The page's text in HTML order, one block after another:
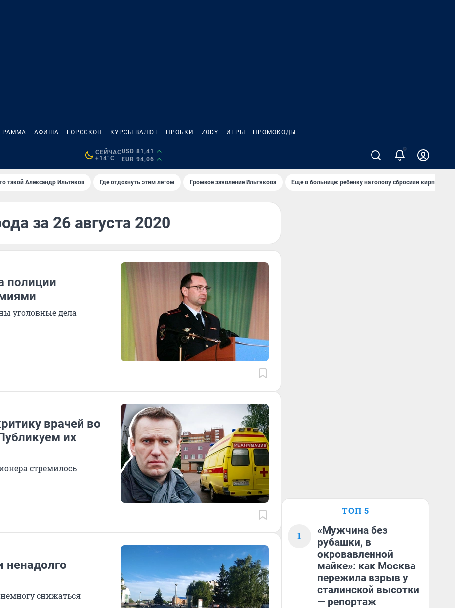
АФИША ГОРОСКОП КУРСЫ ВАЛЮТ ПРОБКИ ZODY ИГРЫ ПРОМОКОДЫ
СЕЙЧАС
+14°C
USD 81,41
EUR 94,06
такой Александр Ильтяков Где отдохнуть этим летом Громкое заявление Ильтякова Еще в больнице: ребенку на голову сбросили кирпич
за 26 августа 2020
полиции
уголовные дела
врачей во
их
стремилось
ненадолго
снижаться
ТОП 5
1
«Мужчина без
рубашки, в
окровавленной
майке»: как Москва
пережила взрыв у
сталинской высотки
— репортаж